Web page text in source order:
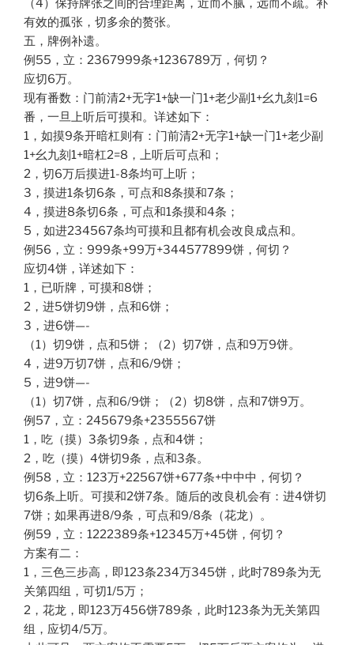
（4）保持牌张之间的合理距离，近而不腻，远而不疏。补
有效的孤张，切多余的赘张。
五，牌例补遗。
例55，立：2367999条+1236789万，何切？
应切6万。
现有番数：门前清2+无字1+缺一门1+老少副1+幺九刻1=6
番，一旦上听后可摸和。详述如下：
1，如摸9条开暗杠则有：门前清2+无字1+缺一门1+老少副
1+幺九刻1+暗杠2=8，上听后可点和；
2，切6万后摸进1-8条均可上听；
3，摸进1条切6条，可点和8条摸和7条；
4，摸进8条切6条，可点和1条摸和4条；
5，如进234567条均可摸和且都有机会改良成点和。
例56，立：999条+99万+344577899饼，何切？
应切4饼，详述如下：
1，已听牌，可摸和8饼；
2，进5饼切9饼，点和6饼；
3，进6饼—-
（1）切9饼，点和5饼；（2）切7饼，点和9万9饼。
4，进9万切7饼，点和6/9饼；
5，进9饼—-
（1）切7饼，点和6/9饼；（2）切8饼，点和7饼9万。
例57，立：245679条+2355567饼
1，吃（摸）3条切9条，点和4饼；
2，吃（摸）4饼切9条，点和3条。
例58，立：123万+22567饼+677条+中中中，何切？
切6条上听。可摸和2饼7条。随后的改良机会有：进4饼切
7饼；如果再进8/9条，可点和9/8条（花龙）。
例59，立：1222389条+12345万+45饼，何切？
方案有二：
1，三色三步高，即123条234万345饼，此时789条为无
关第四组，可切1/5万；
2，花龙，即123万456饼789条，此时123条为无关第四
组，应切4/5万。